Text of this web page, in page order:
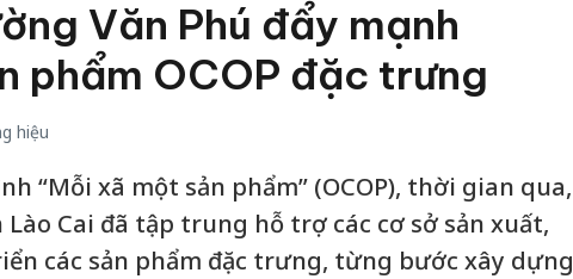
Văn Phú đẩy mạnh
phẩm OCOP đặc trưng
hiệu
“Mỗi xã một sản phẩm” (OCOP), thời gian qua,
Cai đã tập trung hỗ trợ các cơ sở sản xuất,
các sản phẩm đặc trưng, từng bước xây dựng